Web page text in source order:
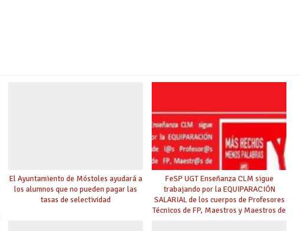
El Ayuntamiento de Móstoles ayudará a
los alumnos que no pueden pagar las
tasas de selectividad
FeSP UGT Enseñanza CLM sigue
trabajando por la EQUIPARACIÓN
SALARIAL de los cuerpos de Profesores
Técnicos de FP, Maestros y Maestros de